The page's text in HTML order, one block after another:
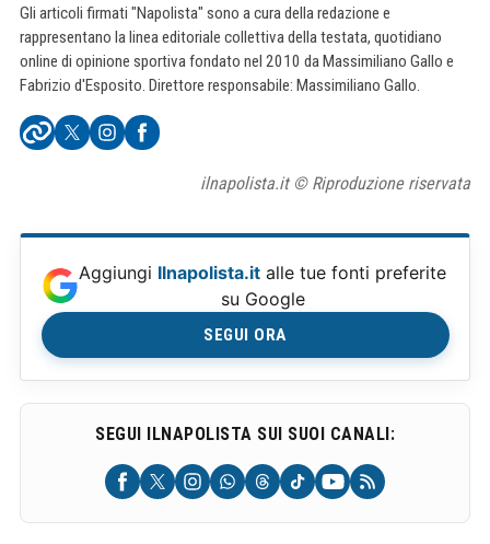
Gli articoli firmati "Napolista" sono a cura della redazione e
rappresentano la linea editoriale collettiva della testata, quotidiano
online di opinione sportiva fondato nel 2010 da Massimiliano Gallo e
Fabrizio d'Esposito. Direttore responsabile: Massimiliano Gallo.
ilnapolista.it © Riproduzione riservata
Aggiungi Ilnapolista.it alle tue fonti preferite
su Google
SEGUI ORA
SEGUI ILNAPOLISTA SUI SUOI CANALI: